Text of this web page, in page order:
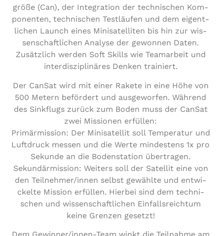
grö­ße (Can), der Inte­gra­ti­on der tech­ni­schen Kom­
po­nen­ten, tech­ni­schen Test­läu­fen und dem eigent­
li­chen Launch eines Mini­sa­tel­li­ten bis hin zur wis­
sen­schaft­li­chen Analyse der gewonnen Daten.
Zusätz­lich werden Soft Skills wie Team­ar­beit und
inter­dis­zi­pli­nä­res Denken trainiert.
Der CanSat wird mit einer Rakete in eine Höhe von
500 Metern befördert und aus­ge­wor­fen. Während
des Sinkflugs zurück zum Boden muss der CanSat
zwei Missionen erfüllen:
Pri­mär­mis­si­on: Der Mini­sa­tel­lit soll Tem­pe­ra­tur und
Luftdruck messen und die Werte min­des­tens 1x pro
Sekunde an die Boden­sta­ti­on übertragen.
Sekun­där­mis­si­on: Weiters soll der Satellit eine von
den Teilnehmer/​innen selbst gewählte und ent­wi­
ckel­te Mission erfüllen. Hierbei sind dem tech­ni­
schen und wis­sen­schaft­li­chen Ein­falls­reich­tum
keine Grenzen gesetzt!